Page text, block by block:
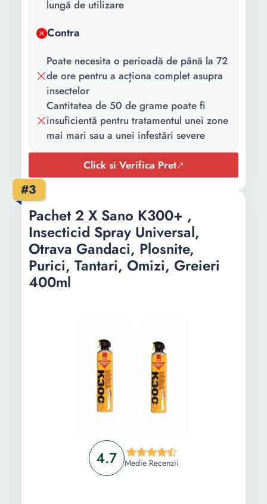
lungă de utilizare
Contra
Poate necesita o perioadă de până la 72
de ore pentru a acționa complet asupra
insectelor
Cantitatea de 50 de grame poate fi
insuficientă pentru tratamentul unei zone
mai mari sau a unei infestări severe
Click si Verifica Pret
#3
4.7 Medie Recenzii
Pachet 2 X Sano K300+ ,
Insecticid Spray Universal,
Otrava Gandaci, Plosnite,
Purici, Tantari, Omizi, Greieri
400ml